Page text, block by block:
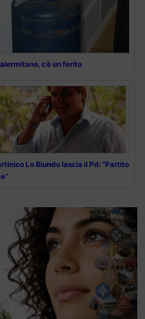
c’è un ferito
Lo Biundo lascia il Pd: “Partito